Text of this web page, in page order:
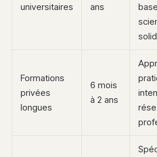
universitaires
ans
Formations
privées
longues
6 mois
à 2 ans